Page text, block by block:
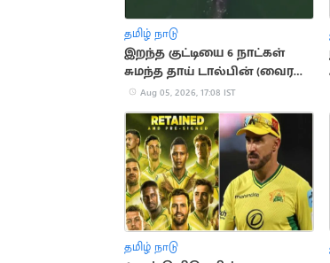
தமிழ் நாடு
இறந்த குட்டியை 6 நாட்கள்
சுமந்த தாய் டால்பின் (வைரல்
வீடியோ)
Aug 05, 2026, 17:08 IST
தமிழ் நாடு